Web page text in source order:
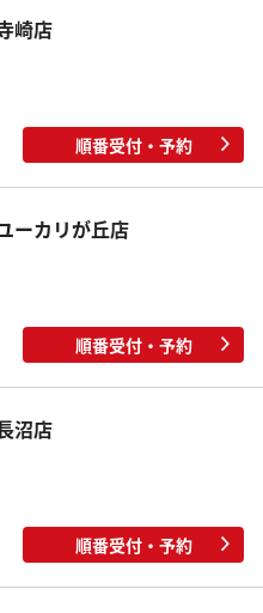
崎店
順番受付・予約
ーカリが丘店
順番受付・予約
沼店
順番受付・予約